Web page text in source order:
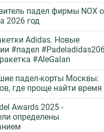
падел фирмы NOX о
2026 год
Adidas. Новые
#падел
#AleGalan
падел-корты Москвы:
где проще найти время
Awards 2025 -
определены